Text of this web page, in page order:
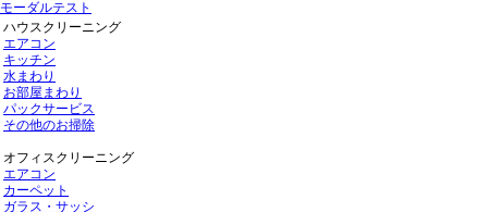
モーダルテスト
ハウスクリーニング
エアコン
キッチン
水まわり
お部屋まわり
パックサービス
その他のお掃除
オフィスクリーニング
エアコン
カーペット
ガラス・サッシ